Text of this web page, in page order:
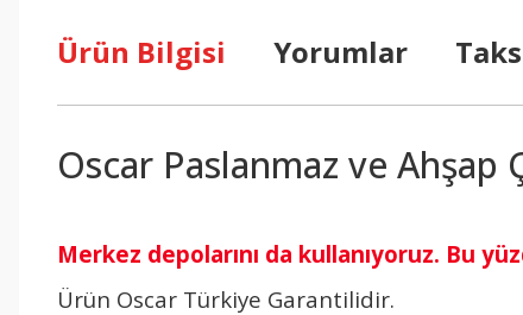
Ürün Bilgisi Yorumlar
Oscar Paslanmaz ve Ahşap
Merkez depolarını da kullanıyoruz. Bu
Ürün Oscar Türkiye Garantilidir.